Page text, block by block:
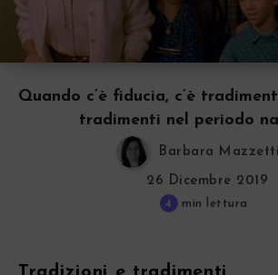
Quando c’è fiducia, c’è
tradimenti nel periodo
Barbara Mazzetti
26 Dicembre 2019
4 min lettura